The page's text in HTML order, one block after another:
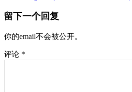
留下一个回复
你的email不会被公开。
评论 *